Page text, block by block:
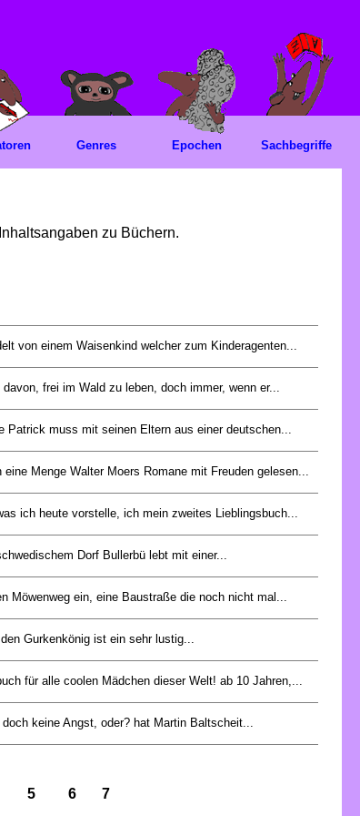
zu Büchern.
von einem Waisenkind welcher zum Kinderagenten...
frei im Wald zu leben, doch immer, wenn er...
Patrick muss mit seinen Eltern aus einer deutschen...
eine Menge Walter Moers Romane mit Freuden gelesen...
ich heute vorstelle, ich mein zweites Lieblingsbuch...
Dorf Bullerbü lebt mit einer...
Möwenweg ein, eine Baustraße die noch nicht mal...
Gurkenkönig ist ein sehr lustig...
für alle coolen Mädchen dieser Welt! ab 10 Jahren,...
keine Angst, oder? hat Martin Baltscheit...
5 6 7
Genres Epochen Sachbegriffe